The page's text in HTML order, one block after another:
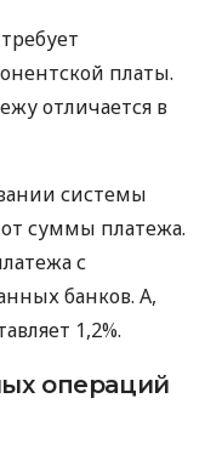
платы.
отличается в
системы
от суммы платежа.
с
банков. А,
1,2%.
операций